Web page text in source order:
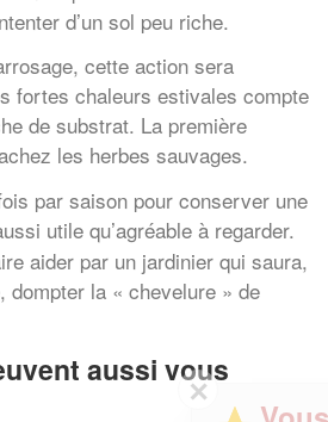
d’un sol peu riche.
cette action sera
fortes chaleurs estivales compte
de substrat. La première
les herbes sauvages.
par saison pour conserver une
utile qu’agréable à regarder.
aider par un jardinier qui saura,
dompter la « chevelure » de
aussi vous